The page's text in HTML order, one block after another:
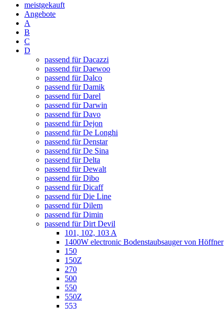
meistgekauft
Angebote
A
B
C
D
passend für Dacazzi
passend für Daewoo
passend für Dalco
passend für Damik
passend für Darel
passend für Darwin
passend für Davo
passend für Dejon
passend für De Longhi
passend für Denstar
passend für De Sina
passend für Delta
passend für Dewalt
passend für Dibo
passend für Dicaff
passend für Die Line
passend für Dilem
passend für Dimin
passend für Dirt Devil
101, 102, 103 A
1400W electronic Bodenstaubsauger von Höffner
150
150Z
270
500
550
550Z
553